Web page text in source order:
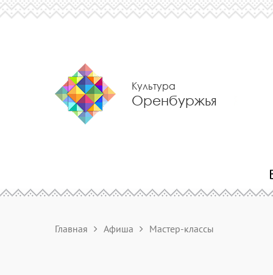
Культура
Оренбуржья
Главная Афиша Мастер-классы